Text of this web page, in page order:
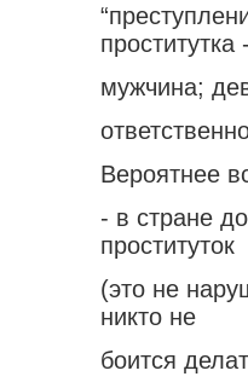
проститутка
мужчина;
Вероятнее
- в стране
проституток
(это не
никто не
боится